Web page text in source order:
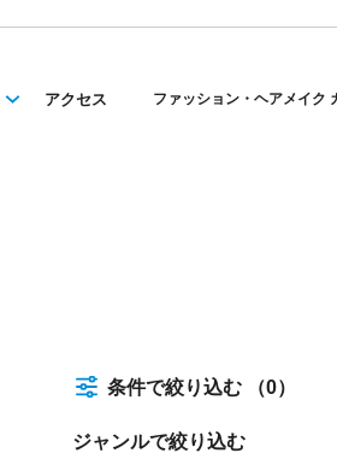
アクセス ファッション・ヘアメイク
条件で絞り込む （0）
ジャンルで絞り込む